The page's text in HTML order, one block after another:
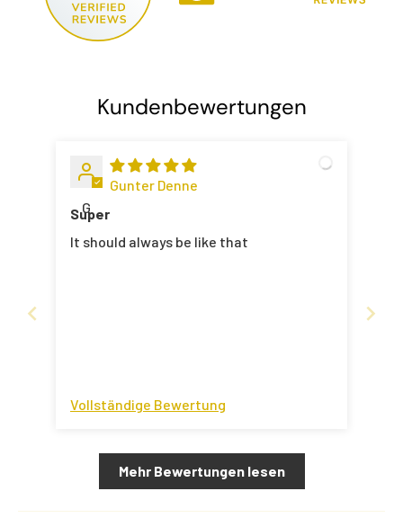
Kundenbewertungen
G
Gunter Denne
Super
It should always be like that
Vollständige Bewertung
Mehr Bewertungen lesen